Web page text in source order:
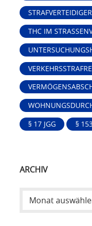
THC IM
§ 17 JGG
§
ARCHIV